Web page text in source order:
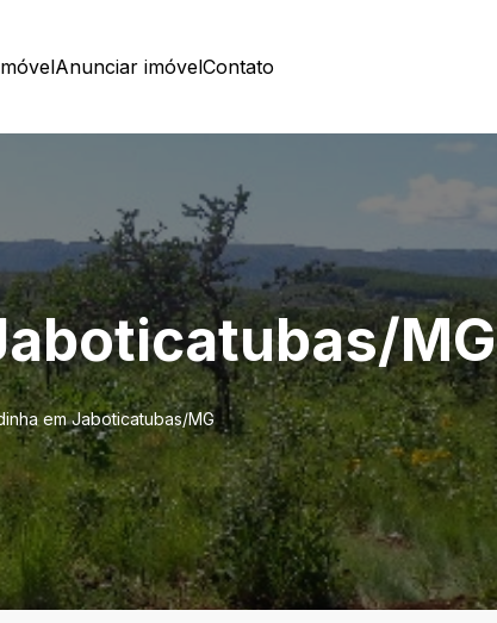
Anunciar imóvelContato
MG
em Jaboticatubas/MG